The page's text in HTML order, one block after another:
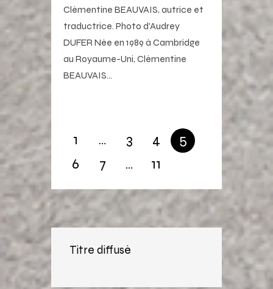
Clémentine BEAUVAIS, autrice et
traductrice. Photo d'Audrey
DUFER Née en 1989 à Cambridge
au Royaume-Uni, Clémentine
BEAUVAIS…
1 … 3 4
5
6
7 … 11
Titre diffusé